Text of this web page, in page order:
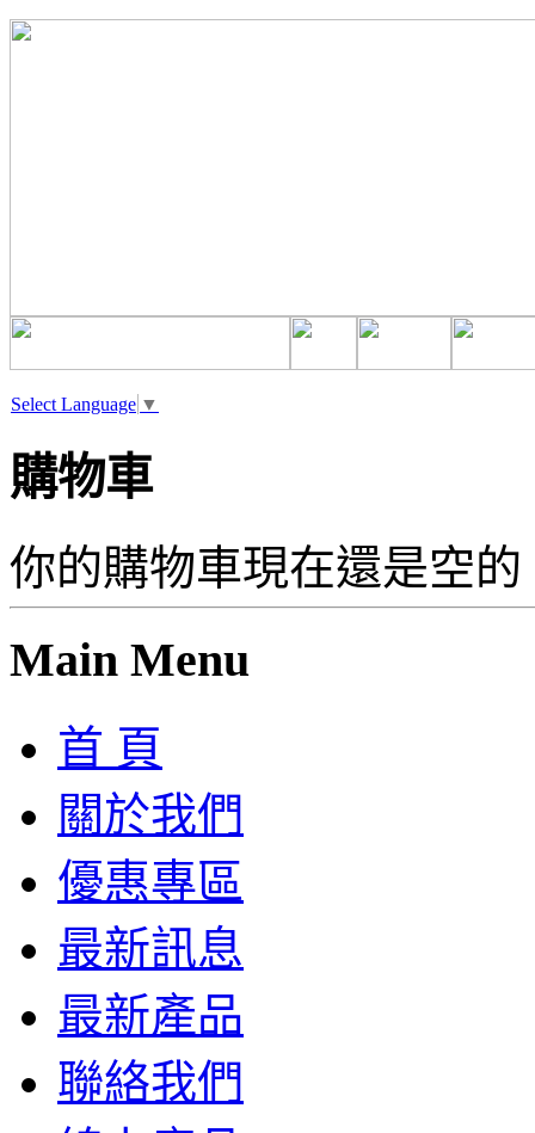
Select Language ▼
購物車
你的購物車現在還是空的
Main Menu
首 頁
關於我們
優惠專區
最新訊息
最新產品
聯絡我們